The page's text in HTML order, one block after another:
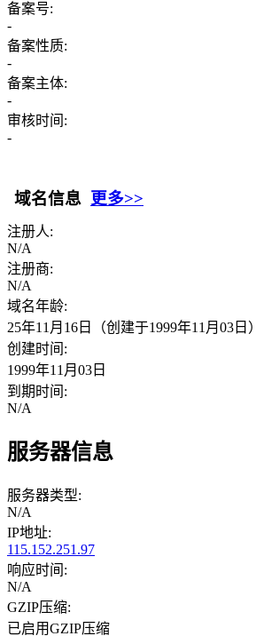
备案号:
-
备案性质:
-
备案主体:
-
审核时间:
-
域名信息 更多>>
注册人:
N/A
注册商:
N/A
域名年龄:
25年11月16日（创建于1999年11月03日）
创建时间:
1999年11月03日
到期时间:
N/A
服务器信息
服务器类型:
N/A
IP地址:
115.152.251.97
响应时间:
N/A
GZIP压缩:
已启用GZIP压缩